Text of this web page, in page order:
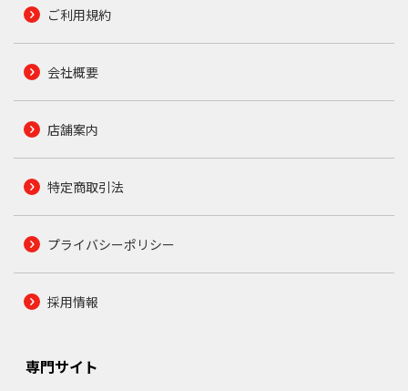
ご利用規約
会社概要
店舗案内
特定商取引法
プライバシーポリシー
採用情報
専門サイト